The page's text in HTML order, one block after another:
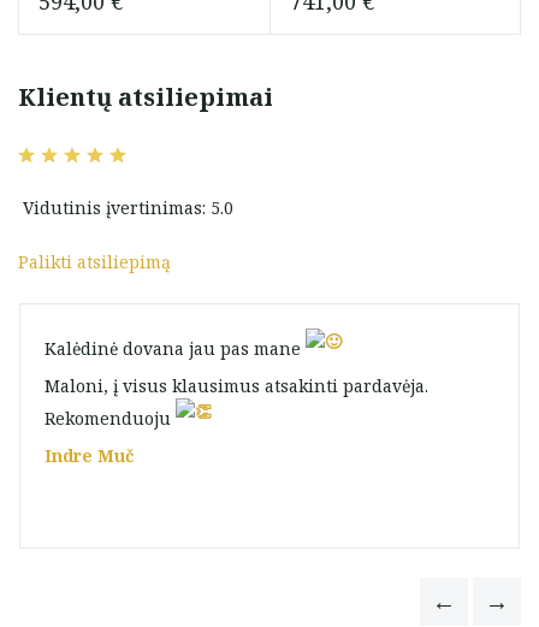
Klientų atsiliepimai
Vidutinis įvertinimas: 5.0
Palikti atsiliepimą
Kalėdinė dovana jau pas mane
Maloni, į visus klausimus atsakinti pardavėja.
Rekomenduoju
Indre Muč